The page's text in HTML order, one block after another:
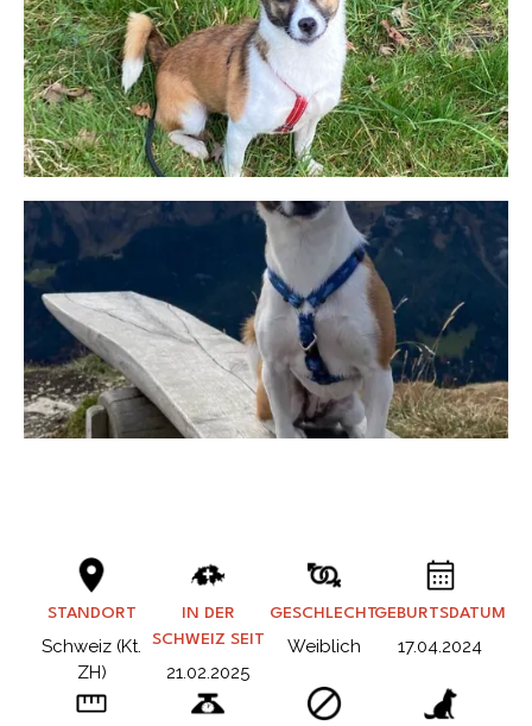
STANDORT
Schweiz (Kt.
ZH)
IN DER
SCHWEIZ SEIT
21.02.2025
GESCHLECHT
Weiblich
GEBURTSDATUM
17.04.2024